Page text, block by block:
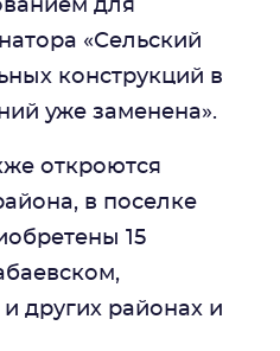
для
«Сельский
конструкций в
уже заменена».
откроются
в поселке
15
других районах и